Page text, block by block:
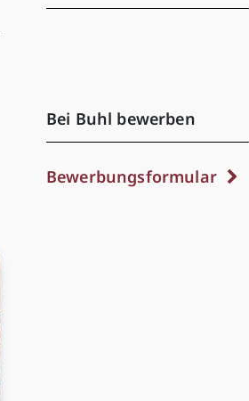
Bei Buhl bewerben
Bewerbungsformular